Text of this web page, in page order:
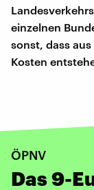
einzelnen
sonst, dass
Kosten
ÖPNV
Das 9-